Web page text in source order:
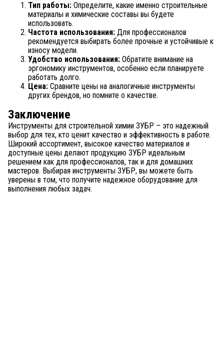
Тип работы: Определите, какие именно строительные
материалы и химические составы вы будете
использовать.
Частота использования: Для профессионалов
рекомендуется выбирать более прочные и устойчивые к
износу модели.
Удобство использования: Обратите внимание на
эргономику инструментов, особенно если планируете
работать долго.
Цена: Сравните цены на аналогичные инструменты
других брендов, но помните о качестве.
Заключение
Инструменты для строительной химии ЗУБР – это надежный
выбор для тех, кто ценит качество и эффективность в работе.
Широкий ассортимент, высокое качество материалов и
доступные цены делают продукцию ЗУБР идеальным
решением как для профессионалов, так и для домашних
мастеров. Выбирая инструменты ЗУБР, вы можете быть
уверены в том, что получите надежное оборудование для
выполнения любых задач.